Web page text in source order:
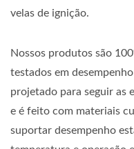
velas de ignição.
Nossos produtos são
testados em
projetado para seguir as
e é feito com materiais
suportar desempenho